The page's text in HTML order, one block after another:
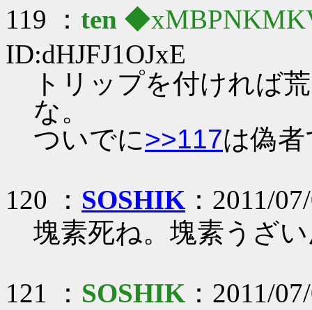
119 ： ten
ID:dHJFJ1OJxE
トリップを付ければ
な。
ついでに>>117は偽
120 ： SOSHIK ：2011/
塊素死ね。塊素うざ
121 ： SOSHIK ：2011/